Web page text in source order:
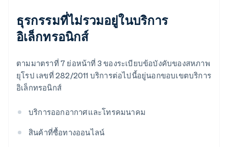
ธุรกรรมที่ไม่รวมอยู่ในบริการ
อิเล็กทรอนิกส์
ตามมาตราที่ 7 ย่อหน้าที่ 3 ของระเบียบข้อบังคับของสหภาพ
ยุโรป เลขที่ 282/2011 บริการต่อไปนี้อยู่นอกขอบเขตบริการ
อิเล็กทรอนิกส์
บริการออกอากาศและโทรคมนาคม
สินค้าที่ซื้อทางออนไลน์